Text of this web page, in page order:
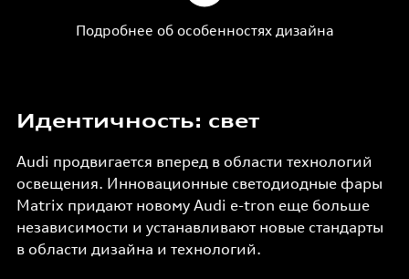
Подробнее об особенностях дизайна
Идентичность: свет
Audi продвигается вперед в области технологий
освещения. Инновационные светодиодные фары
Matrix придают новому Audi e-tron еще больше
независимости и устанавливают новые стандарты
в области дизайна и технологий.